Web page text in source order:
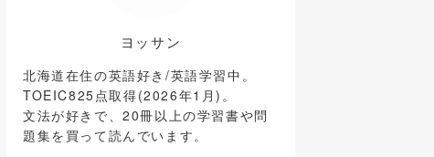
ヨッサン
北海道在住の英語好き/英語学習中。
TOEIC825点取得(2026年1月)。
文法が好きで、20冊以上の学習書や問
題集を買って読んでいます。